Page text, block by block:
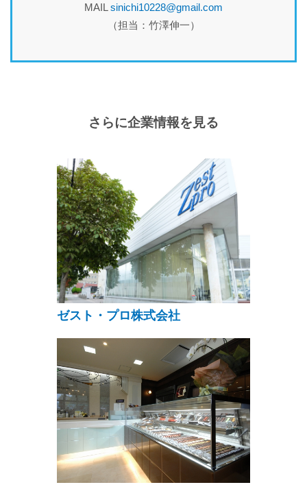
MAIL sinichi10228@gmail.com
（担当：竹澤伸一）
さらに企業情報を見る
ゼスト・プロ株式会社